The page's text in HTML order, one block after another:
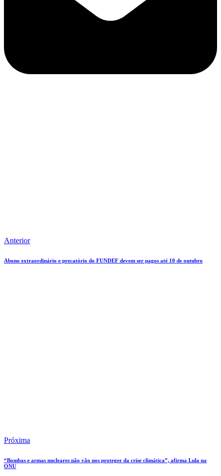
Anterior
Abono extraordinário e precatório do FUNDEF devem ser pagos até 10 de outubro
Próxima
“Bombas e armas nucleares não vão nos proteger da crise climática”, afirma Lula na
ONU